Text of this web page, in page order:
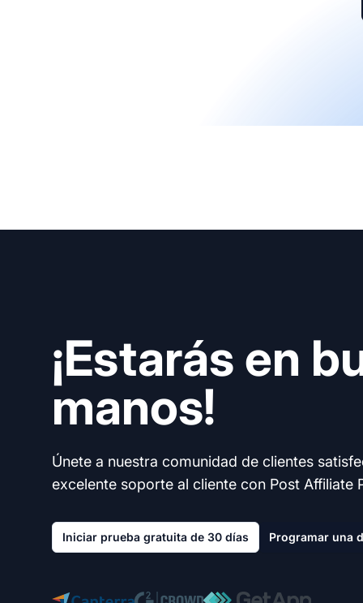
¡Estarás en
manos!
Únete a nuestra comunidad de clientes
excelente soporte al cliente con Post Affiliate
Iniciar prueba gratuita de 30 días Programar una